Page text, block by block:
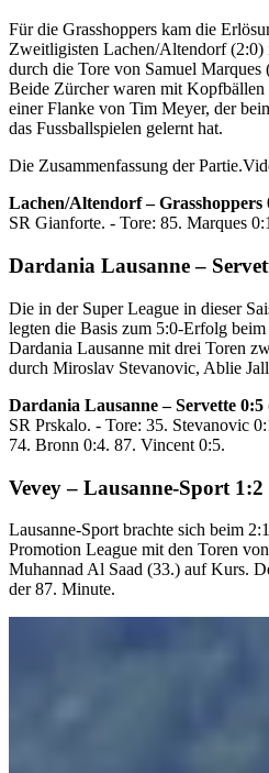
Für die Grasshoppers kam die
Zweitligisten Lachen/Altendorf
durch die Tore von Samuel
Beide Zürcher waren mit Kopfbällen
einer Flanke von Tim Meyer, der
das Fussballspielen gelernt hat.
Die Zusammenfassung der Partie.
Lachen/Altendorf – Grasshoppers
SR Gianforte. - Tore: 85. Marques
Dardania Lausanne –
Die in der Super League in dieser
legten die Basis zum 5:0-Erfolg
Dardania Lausanne mit drei Toren
durch Miroslav Stevanovic, Ablie
Dardania Lausanne – Servette 0:5
SR Prskalo. - Tore: 35. Stevanovic
74. Bronn 0:4. 87. Vincent 0:5.
Vevey – Lausanne-Sport 1:2
Lausanne-Sport brachte sich beim
Promotion League mit den Toren
Muhannad Al Saad (33.) auf Kurs.
der 87. Minute.